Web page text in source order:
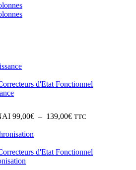
d'Etat Fonctionnel
99,00€ – 139,00€ TTC
d'Etat Fonctionnel